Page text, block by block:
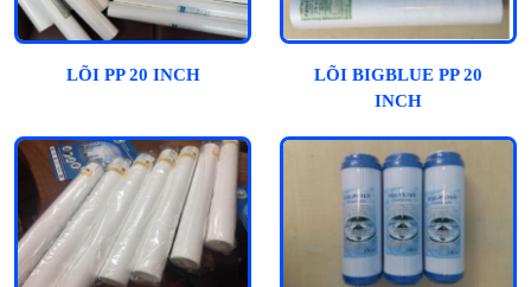
LÕI PP 20 INCH
LÕI BIGBLUE PP 20
INCH